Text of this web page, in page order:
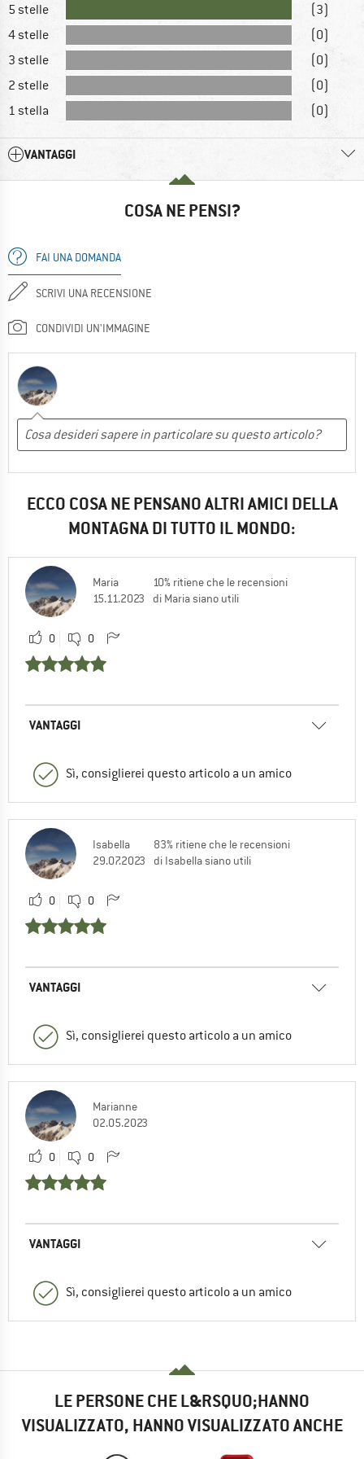
5 stelle
(3)
4 stelle
(0)
3 stelle
(0)
2 stelle
(0)
1 stella
(0)
VANTAGGI
COSA NE PENSI?
FAI UNA DOMANDA
SCRIVI UNA RECENSIONE
CONDIVIDI UN'IMMAGINE
ECCO COSA NE PENSANO ALTRI AMICI DELLA
MONTAGNA DI TUTTO IL MONDO:
Maria
15.11.2023
10% ritiene che le recensioni
di Maria siano utili
0 0
VANTAGGI
Sì, consiglierei questo articolo a un amico
Isabella
29.07.2023
83% ritiene che le recensioni
di Isabella siano utili
0 0
VANTAGGI
Sì, consiglierei questo articolo a un amico
Marianne
02.05.2023
0 0
VANTAGGI
Sì, consiglierei questo articolo a un amico
LE PERSONE CHE L&RSQUO;HANNO
VISUALIZZATO, HANNO VISUALIZZATO ANCHE